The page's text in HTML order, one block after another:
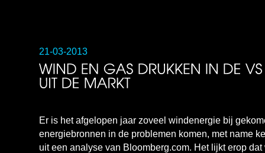
21-03-2013
Er is het afgelopen jaar zoveel windenergie bij
energiebronnen in de problemen komen, met name
uit een analyse van Bloomberg.com. Het lijkt erop